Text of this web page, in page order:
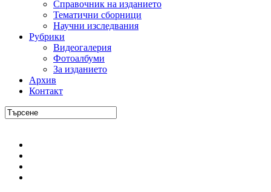
Справочник на изданието
Тематични сборници
Научни изследвания
Рубрики
Видеогалерия
Фотоалбуми
За изданието
Архив
Контакт